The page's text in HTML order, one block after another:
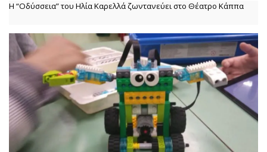
Η “Οδύσσεια” του Ηλία Καρελλά ζωντανεύει στο Θέατρο Κάππα